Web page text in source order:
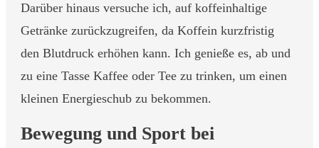
Darüber hinaus versuche ich, auf koffeinhaltige
Getränke zurückzugreifen, da Koffein kurzfristig
den Blutdruck erhöhen kann. Ich genieße es, ab und
zu eine Tasse Kaffee oder Tee zu trinken, um einen
kleinen Energieschub zu bekommen.
Bewegung und Sport bei